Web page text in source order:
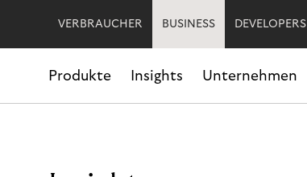
VERBRAUCHER BUSINESS DEVELOPERS
Produkte Insights Unternehmen